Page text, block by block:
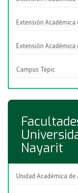
Extensión
Extensión Académica
Campus Tepic
Nayarit
Unidad Académica de